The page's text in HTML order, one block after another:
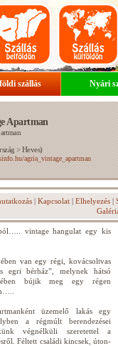
szállás Nyári
Apartman
>Heves)
agria_vintage_apartman
| Kapcsolat| Elhelyezés|
vintage hangulat egy kis
van egy régi, kovácsoltvas
egri bérház”, melynek hátsó
bújik meg egy régen
üzemelő lakás egy
a régmúlt berendezései
végnélküli szeretettel a
Féltett családi kincsek, úton-